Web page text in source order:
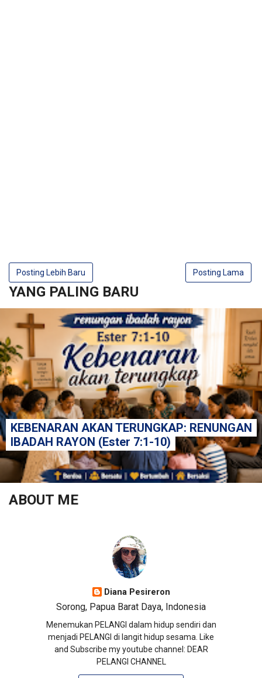
Posting Lebih Baru Posting Lama
YANG PALING BARU
KEBENARAN AKAN TERUNGKAP: RENUNGAN
IBADAH RAYON (Ester 7:1-10)
ABOUT ME
Diana Pesireron
Sorong, Papua Barat Daya, Indonesia
Menemukan PELANGI dalam hidup sendiri dan
menjadi PELANGI di langit hidup sesama. Like
and Subscribe my youtube channel: DEAR
PELANGI CHANNEL